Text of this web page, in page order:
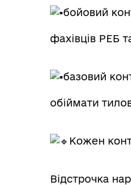
бойовий
фахівців РЕБ
базовий
обіймати
Кожен
Відстрочка